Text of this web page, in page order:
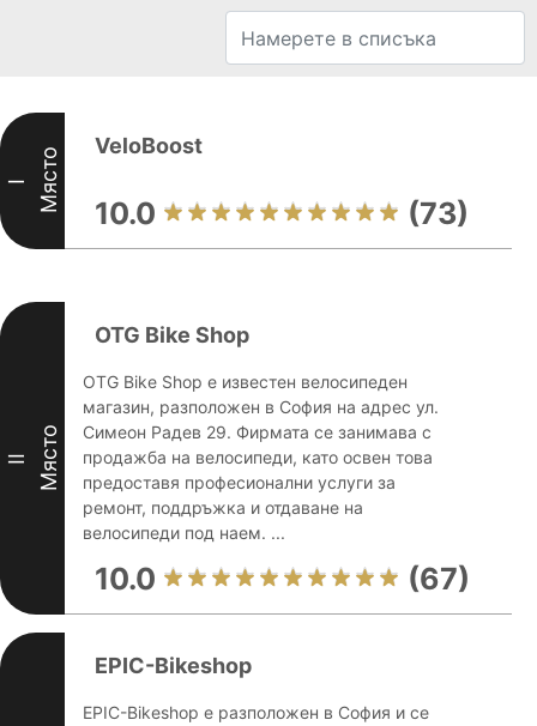
I Място
VeloBoost
10.0 (73)
II Място
OTG Bike Shop
OTG Bike Shop е известен велосипедeн
магазин, разположен в София на адрес ул.
Симеон Радев 29. Фирмата се занимава с
продажба на велосипеди, като освен това
предоставя професионални услуги за
ремонт, поддръжка и отдаване на
велосипеди под наем. ...
10.0 (67)
EPIC-Bikeshop
EPIC-Bikeshop е разположен в София и се